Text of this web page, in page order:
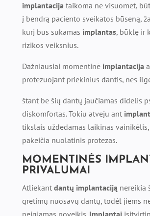
implantacijataikoma ne visuomet,
į bendrą paciento sveikatos būseną,
kurį bus sukamas implantas, būklę ir
rizikos veiksnius.
Dažniausiai momentinė implantacija
protezuojant priekinius dantis, nes
štant be šių dantų jaučiamas didelis
diskomfortas. Tokiu atveju ant
tikslais uždedamas laikinas
pakeičia nuolatinis protezas.
MOMENTINĖS
PRIVALUMAI
Atliekant dantų implantacijąnereikia
gretimų nuosavų dantų, todėl jiems
neigiamas poveikis. Implantai